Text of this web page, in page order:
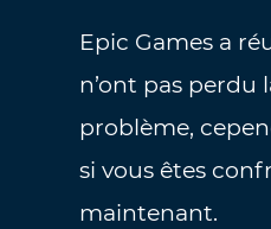
Epic Games a
n’ont pas perdu
problème,
si vous êtes
maintenant.